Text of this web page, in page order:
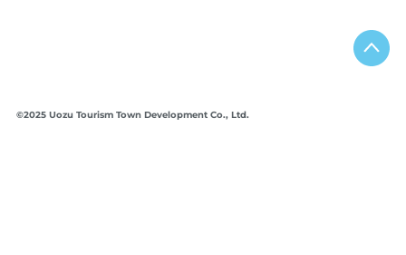
©2025 Uozu Tourism Town Development Co., Ltd.